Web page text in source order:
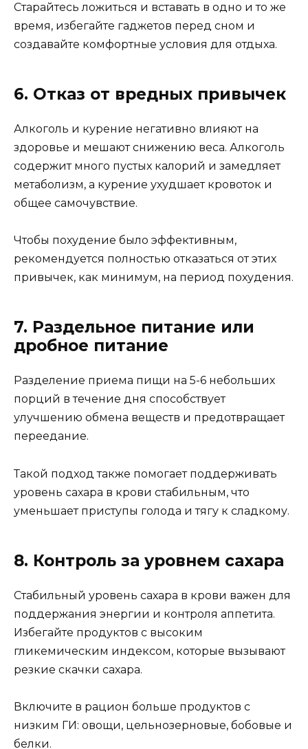
Старайтесь ложиться и вставать в одно и то же
время, избегайте гаджетов перед сном и
создавайте комфортные условия для отдыха.
6. Отказ от вредных привычек
Алкоголь и курение негативно влияют на
здоровье и мешают снижению веса. Алкоголь
содержит много пустых калорий и замедляет
метаболизм, а курение ухудшает кровоток и
общее самочувствие.
Чтобы похудение было эффективным,
рекомендуется полностью отказаться от этих
привычек, как минимум, на период похудения.
7. Раздельное питание или
дробное питание
Разделение приема пищи на 5-6 небольших
порций в течение дня способствует
улучшению обмена веществ и предотвращает
переедание.
Такой подход также помогает поддерживать
уровень сахара в крови стабильным, что
уменьшает приступы голода и тягу к сладкому.
8. Контроль за уровнем сахара
Стабильный уровень сахара в крови важен для
поддержания энергии и контроля аппетита.
Избегайте продуктов с высоким
гликемическим индексом, которые вызывают
резкие скачки сахара.
Включите в рацион больше продуктов с
низким ГИ: овощи, цельнозерновые, бобовые и
белки.